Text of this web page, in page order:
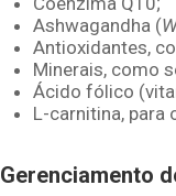
Ashwagandha (
Antioxidantes,
Minerais, como
Ácido fólico
L-carnitina, para
Gerenciamento